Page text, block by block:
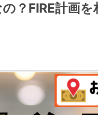
？FIRE計画